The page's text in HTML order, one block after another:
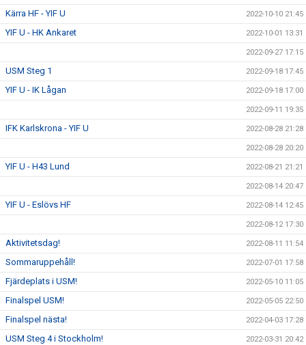
Kärra HF - YIF U 2022-10-10 21:45
YIF U - HK Ankaret 2022-10-01 13:31
2022-09-27 17:15
USM Steg 1 2022-09-18 17:45
YIF U - IK Lågan 2022-09-18 17:00
2022-09-11 19:35
IFK Karlskrona - YIF U 2022-08-28 21:28
2022-08-28 20:20
YIF U - H43 Lund 2022-08-21 21:21
2022-08-14 20:47
YIF U - Eslövs HF 2022-08-14 12:45
2022-08-12 17:30
Aktivitetsdag! 2022-08-11 11:54
Sommaruppehåll! 2022-07-01 17:58
Fjärdeplats i USM! 2022-05-10 11:05
Finalspel USM! 2022-05-05 22:50
Finalspel nästa! 2022-04-03 17:28
USM Steg 4 i Stockholm! 2022-03-31 20:42